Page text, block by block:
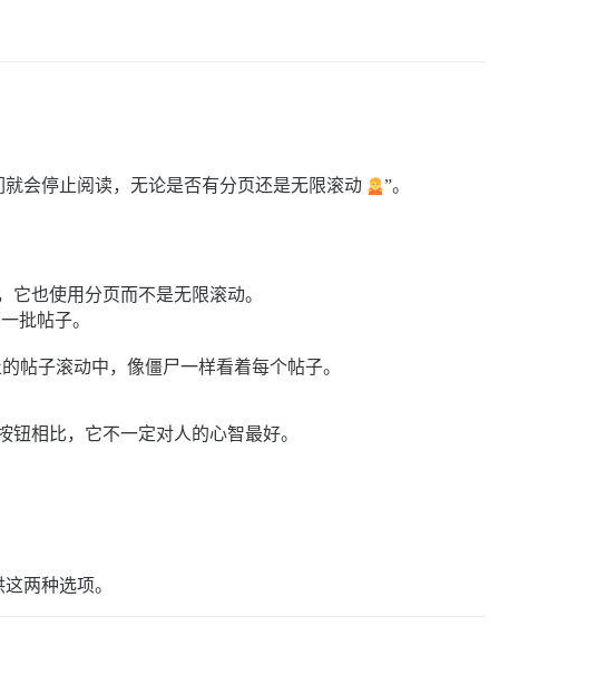
会停止阅读，无论是否有分页还是无限滚动
”。
它也使用分页而不是无限滚动。
批帖子。
帖子滚动中，像僵尸一样看着每个帖子。
相比，它不一定对人的心智最好。
两种选项。